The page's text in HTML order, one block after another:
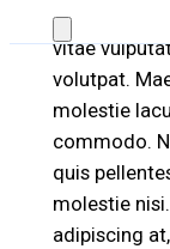
vitae
volutpat.
molestie
commodo.
quis
molestie
adipiscing